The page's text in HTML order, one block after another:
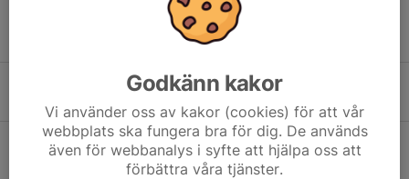
Månadsnytt Augusti - Nu är de dags igen! ⚽
Vartofta-Dagen!
21 jun, 20:59 0
Godkänn kakor
Vi använder oss av kakor (cookies) för att vår
webbplats ska fungera bra för dig. De används
även för webbanalys i syfte att hjälpa oss att
förbättra våra tjänster.